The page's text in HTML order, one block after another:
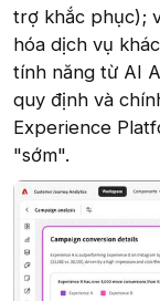
trợ khắc phục);
hóa dịch vụ
tính năng từ AI
quy định và
Experience
"sớm".